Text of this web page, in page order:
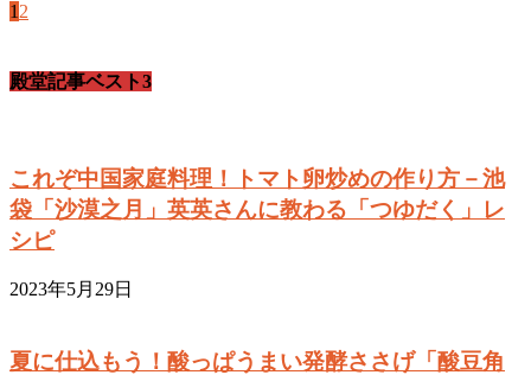
1 2
殿堂記事ベスト3
これぞ中国家庭料理！トマト卵炒めの作り方－池
袋「沙漠之月」英英さんに教わる「つゆだく」レ
シピ
2023年5月29日
夏に仕込もう！酸っぱうまい発酵ささげ「酸豆角